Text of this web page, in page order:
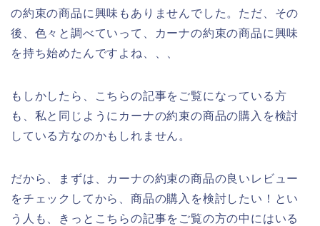
の約束の商品に興味もありませんでした。ただ、その
後、色々と調べていって、カーナの約束の商品に興味
を持ち始めたんですよね、、、
もしかしたら、こちらの記事をご覧になっている方
も、私と同じようにカーナの約束の商品の購入を検討
している方なのかもしれません。
だから、まずは、カーナの約束の商品の良いレビュー
をチェックしてから、商品の購入を検討したい！とい
う人も、きっとこちらの記事をご覧の方の中にはいる